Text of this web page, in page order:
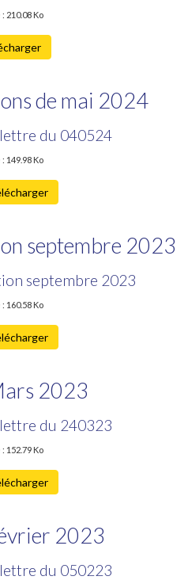
210.08 Ko
de mai 2024
du 040524
149.98 Ko
septembre 2023
septembre 2023
160.58 Ko
2023
du 240323
152.79 Ko
2023
du 050223